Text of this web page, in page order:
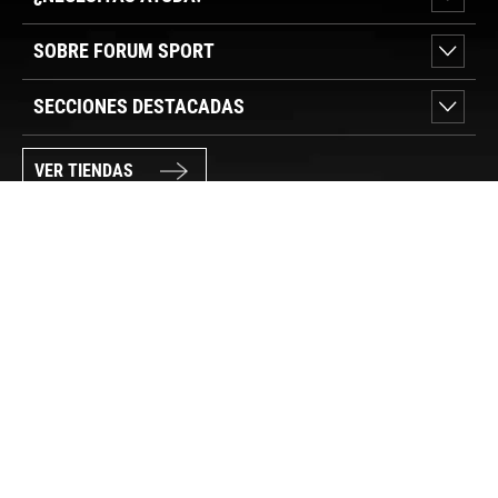
SOBRE FORUM SPORT
SECCIONES DESTACADAS
VER TIENDAS